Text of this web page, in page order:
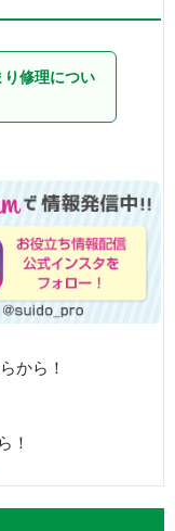
修理につい
から！
！